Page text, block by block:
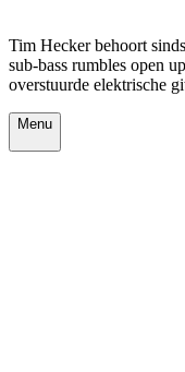
Tim Hecker behoort
sub-bass rumbles open
overstuurde elektrische
Menu